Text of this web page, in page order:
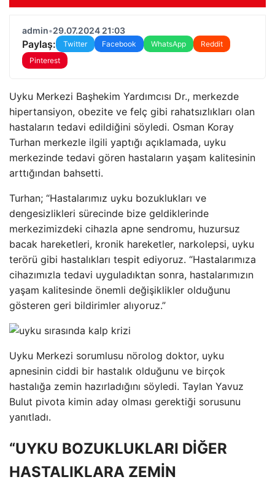
admin•29.07.2024 21:03
Paylaş: Twitter Facebook WhatsApp
Reddit
Pinterest
Uyku Merkezi Başhekim Yardımcısı Dr., merkezde
hipertansiyon, obezite ve felç gibi rahatsızlıkları olan
hastaların tedavi edildiğini söyledi. Osman Koray
Turhan merkezle ilgili yaptığı açıklamada, uyku
merkezinde tedavi gören hastaların yaşam kalitesinin
arttığından bahsetti.
Turhan; “Hastalarımız uyku bozuklukları ve
dengesizlikleri sürecinde bize geldiklerinde
merkezimizdeki cihazla apne sendromu, huzursuz
bacak hareketleri, kronik hareketler, narkolepsi, uyku
terörü gibi hastalıkları tespit ediyoruz. “Hastalarımıza
cihazımızla tedavi uyguladıktan sonra, hastalarımızın
yaşam kalitesinde önemli değişiklikler olduğunu
gösteren geri bildirimler alıyoruz.”
Uyku Merkezi sorumlusu nörolog doktor, uyku
apnesinin ciddi bir hastalık olduğunu ve birçok
hastalığa zemin hazırladığını söyledi. Taylan Yavuz
Bulut pivota kimin aday olması gerektiği sorusunu
yanıtladı.
“UYKU BOZUKLUKLARI DİĞER
HASTALIKLARA ZEMİN